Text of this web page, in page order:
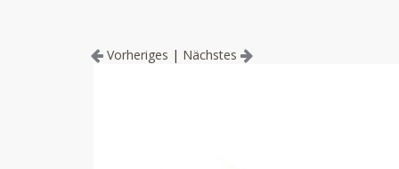
Vorheriges | Nächstes